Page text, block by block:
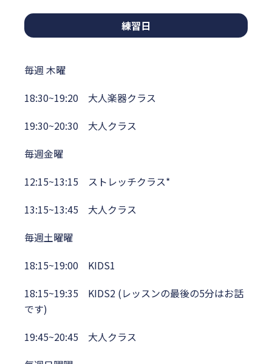
練習日
毎週 木曜
18:30~19:20 大人楽器クラス
19:30~20:30 大人クラス
毎週金曜
12:15~13:15 ストレッチクラス*
13:15~13:45 大人クラス
毎週土曜曜
18:15~19:00 KIDS1
18:15~19:35 KIDS2 (レッスンの最後の5分はお話
です)
19:45~20:45 大人クラス